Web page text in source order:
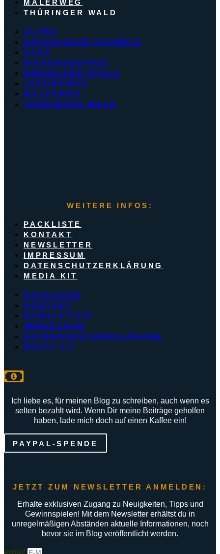
MALERWEG
THÜRINGER WALD
ALPEN
SÄCHSISCHE SCHWEIZ
HARZ
RIESENGEBIRGE
RHEINLAND-PFALZ
JAKOBSWEG
MALERWEG
THÜRINGER WALD
WEITERE INFOS:
PACKLISTE
KONTAKT
NEWSLETTER
IMPRESSUM
DATENSCHUTZERKLÄRUNG
MEDIA KIT
PACKLISTE
KONTAKT
NEWSLETTER
IMPRESSUM
DATENSCHUTZERKLÄRUNG
MEDIA KIT
Ich liebe es, für meinen Blog zu schreiben, auch wenn es
selten bezahlt wird. Wenn Dir meine Beiträge geholfen
haben, lade mich doch auf einen Kaffee ein!
PAYPAL-SPENDE
JETZT ZUM NEWSLETTER ANMELDEN:
Erhalte exklusiven Zugang zu Neuigkeiten, Tipps und
Gewinnspielen! Mit dem Newsletter erhältst du in
unregelmäßigen Abständen aktuelle Informationen, noch
bevor sie im Blog veröffentlicht werden.